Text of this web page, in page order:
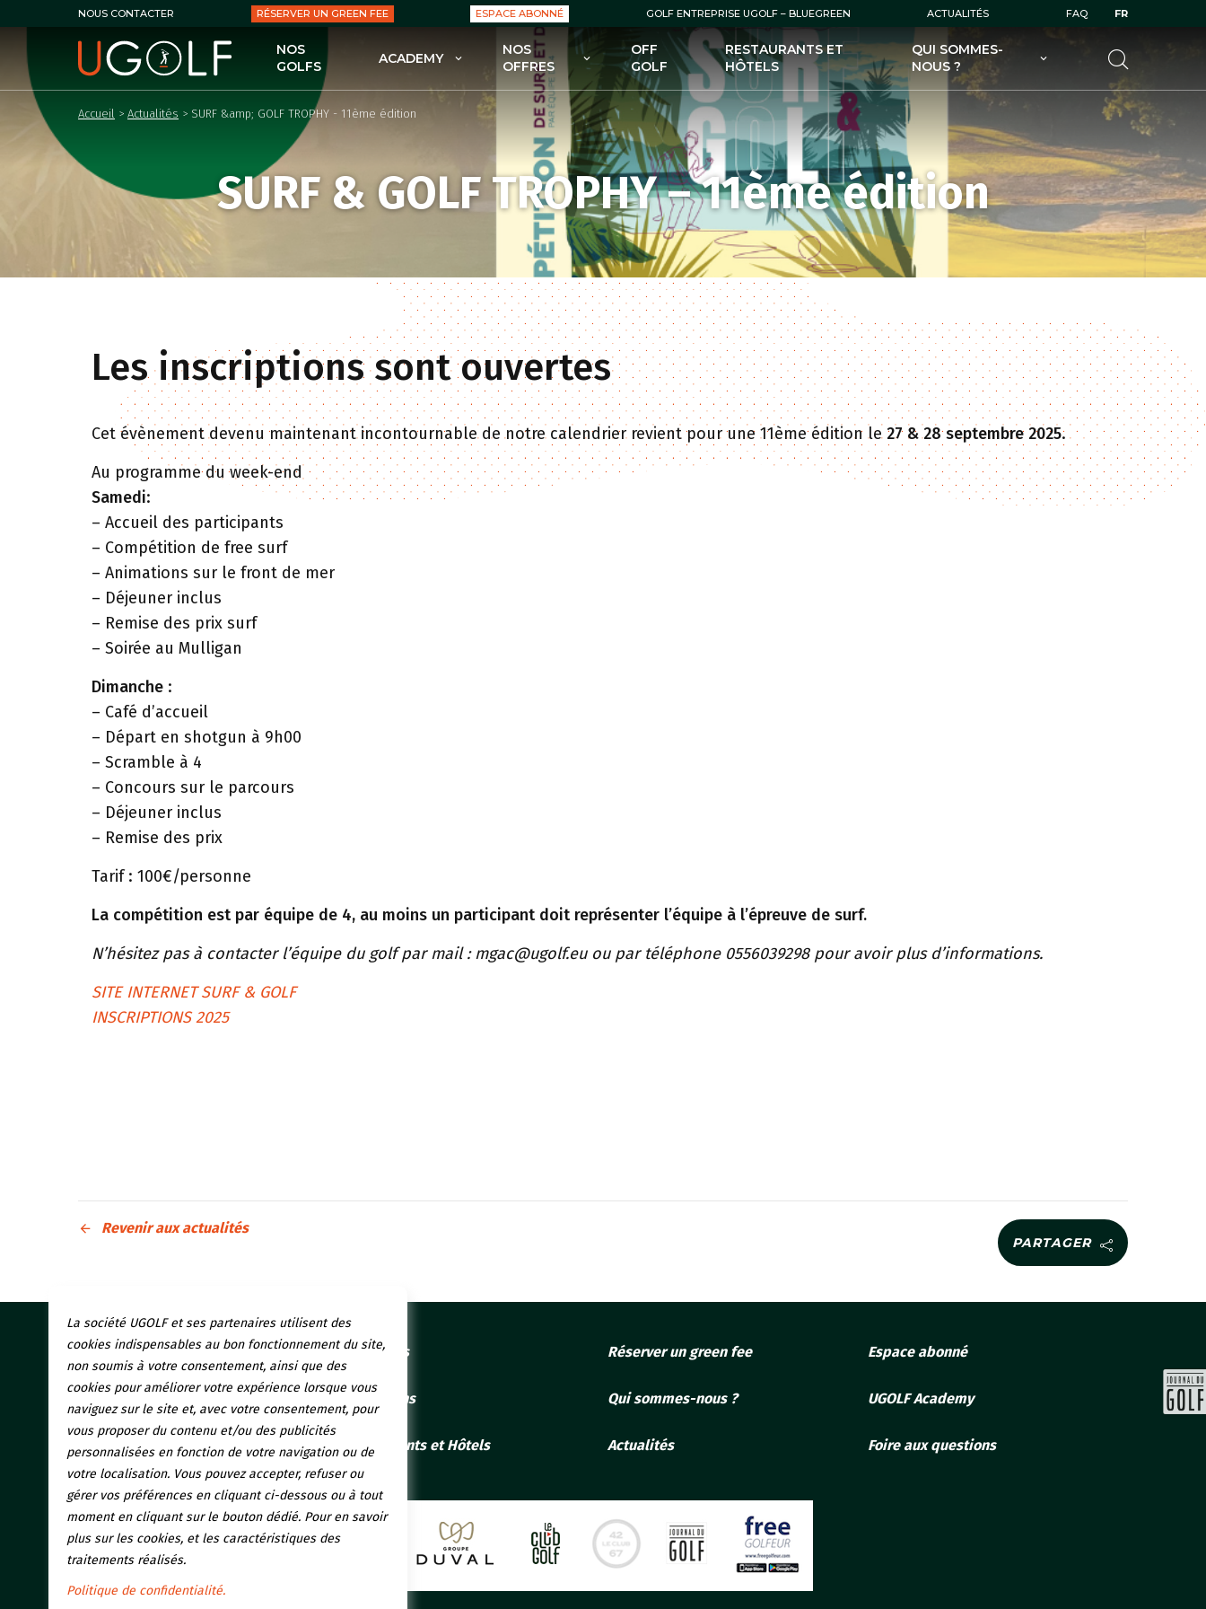
NOUS CONTACTER RÉSERVER UN GREEN FEE ESPACE ABONNÉ GOLF ENTREPRISE UGOLF – BLUEGREEN ACTUALITÉS FAQ FR
NOS
GOLFS
ACADEMY
UGOLF ACADEMY
LES FORMULES POUR DÉBUTER
LES FORMULES POUR SE
PERFECTIONNER AU GOLF
LES COURS POUR ENFANTS
NOS
OFFRES
NOS OFFRES : GREEN FEES
NOS OFFRES : ABONNEMENTS
NOS OFFRES : ENSEIGNEMENT
NOS OFFRES : BOUTIQUES
NOS OFFRES – BONS PLANS /
PROMOS
OFF
GOLF
RESTAURANTS ET
HÔTELS
QUI SOMMES-
NOUS ?
UGOLF AU SERVICE DES
UGOLF AU SERVICE DES
PROPRIÉTAIRES DE GOLFS
UGOLF ET SES FILIALES
UGOLF ÉCODURABLE
Accueil > Actualités > SURF &amp; GOLF TROPHY - 11ème édition
SURF & GOLF TROPHY – 11ème édition
Les inscriptions sont ouvertes
Cet évènement devenu maintenant incontournable de notre calendrier revient pour une 11ème édition le 27 & 28 septembre 2025.
Au programme du week-end
Samedi:
– Accueil des participants
– Compétition de free surf
– Animations sur le front de mer
– Déjeuner inclus
– Remise des prix surf
– Soirée au Mulligan
Dimanche :
– Café d’accueil
– Départ en shotgun à 9h00
– Scramble à 4
– Concours sur le parcours
– Déjeuner inclus
– Remise des prix
Tarif : 100€/personne
La compétition est par équipe de 4, au moins un participant doit représenter l’équipe à l’épreuve de surf.
N’hésitez pas à contacter l’équipe du golf par mail : mgac@ugolf.eu ou par téléphone 0556039298 pour avoir plus d’informations.
SITE INTERNET SURF & GOLF
INSCRIPTIONS 2025
PARTAGER
Revenir aux actualités
Nos golfs Réserver un green fee Espace abonné
Initiations Qui sommes-nous ? UGOLF Academy
Restaurants et Hôtels Actualités Foire aux questions
La société UGOLF et ses partenaires utilisent des
cookies indispensables au bon fonctionnement du site,
non soumis à votre consentement, ainsi que des
cookies pour améliorer votre expérience lorsque vous
naviguez sur le site et, avec votre consentement, pour
vous proposer du contenu et/ou des publicités
personnalisées en fonction de votre navigation ou de
votre localisation. Vous pouvez accepter, refuser ou
gérer vos préférences en cliquant ci-dessous ou à tout
moment en cliquant sur le bouton dédié. Pour en savoir
plus sur les cookies, et les caractéristiques des
traitements réalisés.
Politique de confidentialité.